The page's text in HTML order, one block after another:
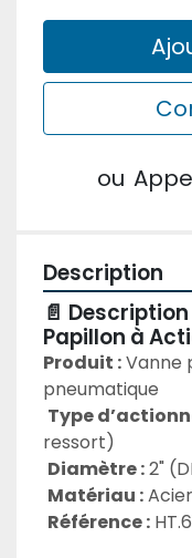
ou
Description
📄
Papillon à
Produit : Vanne
pneumatique
Type
ressort)
Diamètre : 2"
Matériau :
Référence :